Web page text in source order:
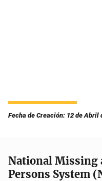
Fecha de Creación: 12 de Abril
National Missing
Persons System